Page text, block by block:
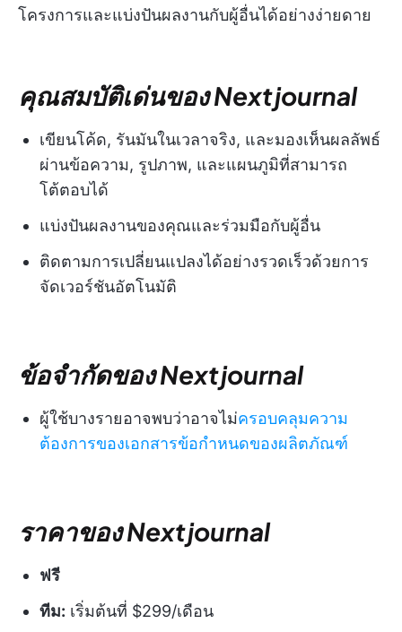
โครงการและแบ่งปันผลงานกับผู้อื่นได้อย่างง่ายดาย
คุณสมบัติเด่นของ Nextjournal
เขียนโค้ด, รันมันในเวลาจริง, และมองเห็นผลลัพธ์
ผ่านข้อความ, รูปภาพ, และแผนภูมิที่สามารถ
โต้ตอบได้
แบ่งปันผลงานของคุณและร่วมมือกับผู้อื่น
ติดตามการเปลี่ยนแปลงได้อย่างรวดเร็วด้วยการ
จัดเวอร์ชันอัตโนมัติ
ข้อจำกัดของ Nextjournal
ผู้ใช้บางรายอาจพบว่าอาจไม่ครอบคลุมความ
ต้องการของเอกสารข้อกำหนดของผลิตภัณฑ์
ราคาของ Nextjournal
ฟรี
ทีม: เริ่มต้นที่ $299/เดือน